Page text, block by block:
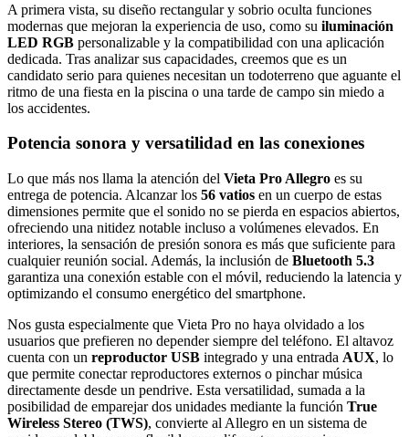
A primera vista, su diseño rectangular y sobrio oculta funciones
modernas que mejoran la experiencia de uso, como su iluminación
LED RGB personalizable y la compatibilidad con una aplicación
dedicada. Tras analizar sus capacidades, creemos que es un
candidato serio para quienes necesitan un todoterreno que aguante el
ritmo de una fiesta en la piscina o una tarde de campo sin miedo a
los accidentes.
Potencia sonora y versatilidad en las conexiones
Lo que más nos llama la atención del Vieta Pro Allegro es su
entrega de potencia. Alcanzar los 56 vatios en un cuerpo de estas
dimensiones permite que el sonido no se pierda en espacios abiertos,
ofreciendo una nitidez notable incluso a volúmenes elevados. En
interiores, la sensación de presión sonora es más que suficiente para
cualquier reunión social. Además, la inclusión de Bluetooth 5.3
garantiza una conexión estable con el móvil, reduciendo la latencia y
optimizando el consumo energético del smartphone.
Nos gusta especialmente que Vieta Pro no haya olvidado a los
usuarios que prefieren no depender siempre del teléfono. El altavoz
cuenta con un reproductor USB integrado y una entrada AUX, lo
que permite conectar reproductores externos o pinchar música
directamente desde un pendrive. Esta versatilidad, sumada a la
posibilidad de emparejar dos unidades mediante la función True
Wireless Stereo (TWS), convierte al Allegro en un sistema de